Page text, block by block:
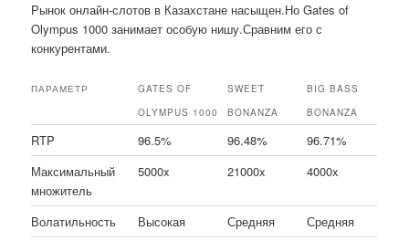
Рынок онлайн-слотов в Казахстане насыщен.Но Gates of
Olympus 1000 занимает особую нишу.Сравним его с
конкурентами.
ПАРАМЕТР
GATES OF
OLYMPUS 1000
SWEET
BONANZA
BIG BASS
BONANZA
RTP 96.5% 96.48%
96.71%
Максимальный
множитель
5000x 21000x 4000x
Волатильность Высокая Средняя
Средняя